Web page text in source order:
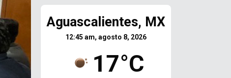
Aguascalientes, MX
12:45 am, agosto 8, 2026
17°C